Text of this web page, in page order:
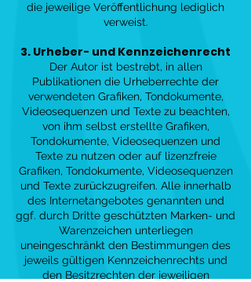
die jeweilige Veröffentlichung lediglich
verweist.
3. Urheber- und Kennzeichenrecht
Der Autor ist bestrebt, in allen
Publikationen die Urheberrechte der
verwendeten Grafiken, Tondokumente,
Videosequenzen und Texte zu beachten,
von ihm selbst erstellte Grafiken,
Tondokumente, Videosequenzen und
Texte zu nutzen oder auf lizenzfreie
Grafiken, Tondokumente, Videosequenzen
und Texte zurückzugreifen. Alle innerhalb
des Internetangebotes genannten und
ggf. durch Dritte geschützten Marken- und
Warenzeichen unterliegen
uneingeschränkt den Bestimmungen des
jeweils gültigen Kennzeichenrechts und
den Besitzrechten der jeweiligen